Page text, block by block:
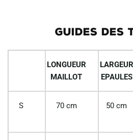
GUIDES DES
LONGUEUR
MAILLOT
LARGEUR
EPAULES
S 70 cm 50 cm